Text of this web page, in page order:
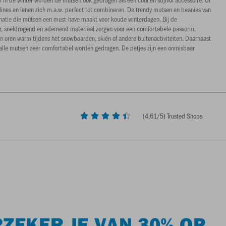
en lenen zich m.a.w. perfect tot combineren. De trendy mutsen en beanies van
die mutsen een must-have maakt voor koude winterdagen. Bij de
en ademend materiaal zorgen voor een comfortabele pasvorm.
oren warm tijdens het snowboarden, skiën of andere buitenactiviteiten. Daarnaast
mutsen zeer comfortabel worden gedragen. De petjes zijn een onmisbaar
(4,61/5) Trusted Shops